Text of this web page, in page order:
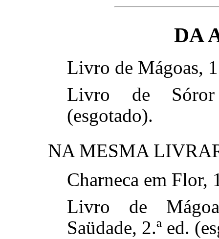
DA
Livro de Mágoas,
Livro de Sóror
(esgotado).
NA MESMA
Charneca em Flor,
Livro de
Saüdade, 2.ª ed.